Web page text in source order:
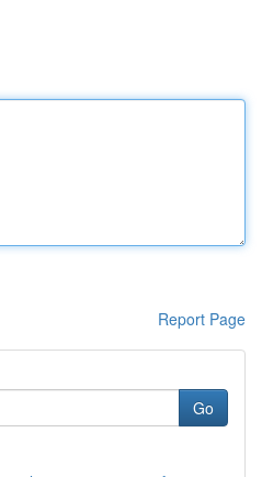
Report Page
Go